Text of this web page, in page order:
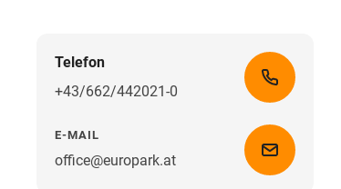
Telefon
+43/662/442021-0
E-MAIL
office@europark.at